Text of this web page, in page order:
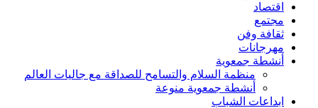
اقتصاد
مجتمع
ثقافة وفن
مهرجانات
أنشطة جمعوية
منظمة السلام والتسامح للصداقة مع جاليات العالم
أنشطة جمعوية منوعة
ابداعات الشباب